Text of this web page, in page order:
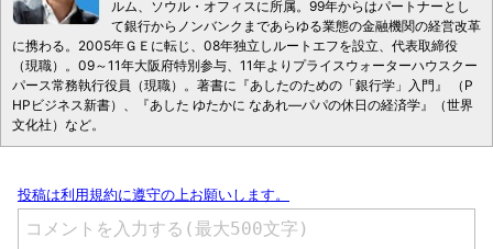
ルム、ソウル・オフィスに所属。99年からはパートナーとし
て銀行からノンバンクまであらゆる業態の金融機関の経営改革
に携わる。2005年ＧＥに転じ、08年独立しルートエフを設立、代表取締役
（現職）。09～11年大阪府特別参与、11年よりプライスウォーターハウスクー
パース常務執行役員（現職）。著書に『あしたのための「銀行学」入門』 （P
HPビジネス新書）、『あした ゆたかに なあれ―パパの休日の経済学』（世界
文化社）など。